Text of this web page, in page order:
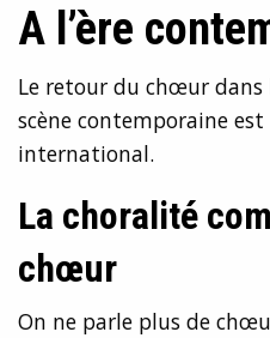
A l’ère
Le retour du chœur dans
scène contemporaine
international.
La choralité
chœur
On ne parle plus de